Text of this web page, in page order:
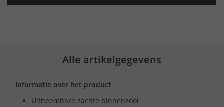
Alle artikelgegevens
Informatie over het product
Uitneembare zachte binnenzool